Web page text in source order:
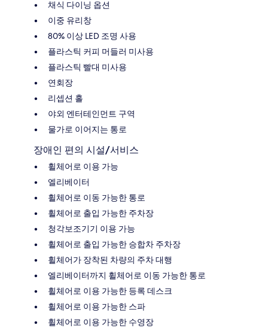
채식 다이닝 옵션
이중 유리창
80% 이상 LED 조명 사용
플라스틱 커피 머들러 미사용
플라스틱 빨대 미사용
연회장
리셉션 홀
야외 엔터테인먼트 구역
물가로 이어지는 통로
장애인 편의 시설/서비스
휠체어로 이용 가능
엘리베이터
휠체어로 이동 가능한 통로
휠체어로 출입 가능한 주차장
청각보조기기 이용 가능
휠체어로 출입 가능한 승합차 주차장
휠체어가 장착된 차량의 주차 대행
엘리베이터까지 휠체어로 이동 가능한 통로
휠체어로 이용 가능한 등록 데스크
휠체어로 이용 가능한 스파
휠체어로 이용 가능한 수영장